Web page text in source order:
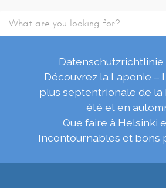
Datenschutzrichtlinie
Découvrez la Laponie –
plus septentrionale de la
été et en
Que faire à Helsinki
Incontournables et bons